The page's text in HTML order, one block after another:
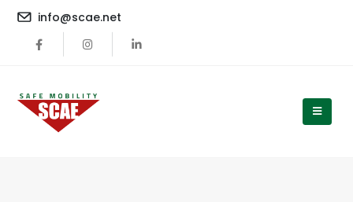
content
info@scae.net